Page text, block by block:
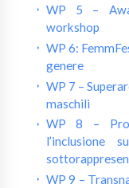
WP 5 –
workshop
WP 6:
genere
WP 7 –
maschili
WP 8 –
WP 9 –